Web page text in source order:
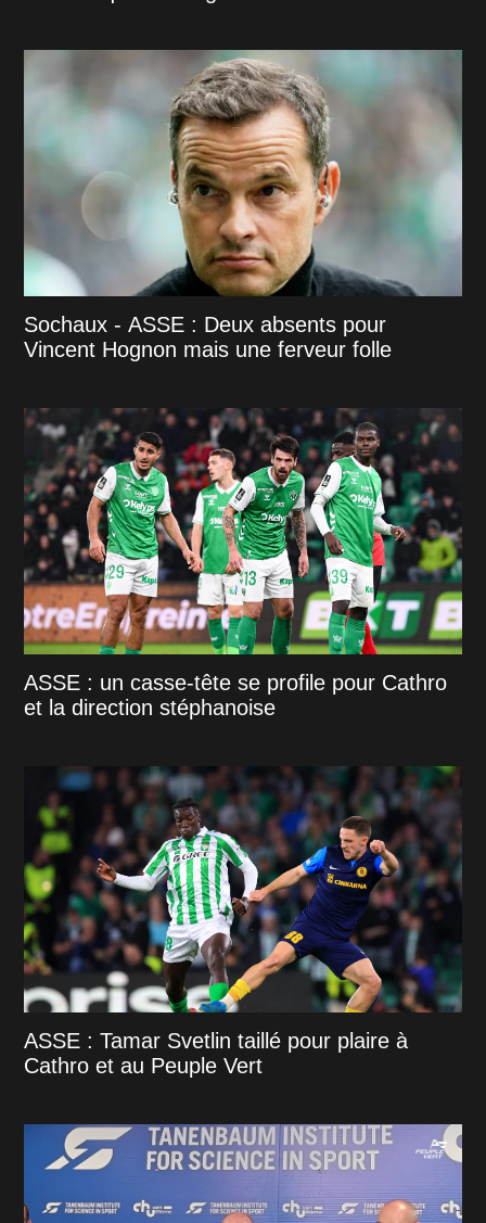
Sochaux - ASSE : Deux absents pour
Vincent Hognon mais une ferveur folle
ASSE : un casse-tête se profile pour Cathro
et la direction stéphanoise
ASSE : Tamar Svetlin taillé pour plaire à
Cathro et au Peuple Vert